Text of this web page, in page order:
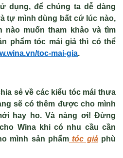
dụng, để chúng ta dễ dàng
tự mình dùng bất cứ lúc nào,
nào muốn tham khảo và tìm
phẩm tóc mái giả thì có thể
toc-mai-gia.
sẻ về các kiểu tóc mái thưa
sẽ có thêm được cho mình
hay ho. Và nàng ơi! Đừng
Wina khi có nhu cầu cần
mình sản phẩmtóc giảphù